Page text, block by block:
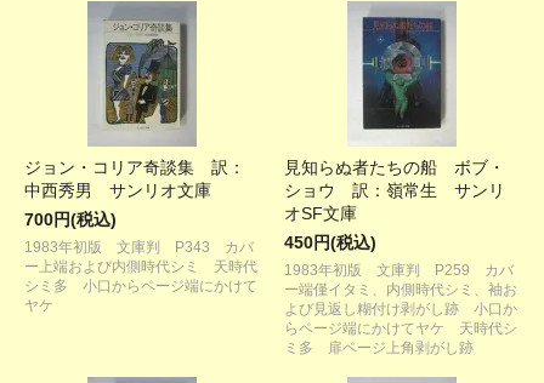
ジョン・コリア奇談集 訳：
中西秀男 サンリオ文庫
700円(税込)
1983年初版 文庫判 P343 カバ
ー上端および内側時代シミ 天時代
シミ多 小口からページ端にかけて
ヤケ
見知らぬ者たちの船 ボブ・
ショウ 訳：嶺常生 サンリ
オSF文庫
450円(税込)
1983年初版 文庫判 P259 カバ
ー端僅イタミ、内側時代シミ、袖お
よび見返し糊付け剥がし跡 小口か
らページ端にかけてヤケ 天時代シ
ミ多 扉ページ上角剥がし跡